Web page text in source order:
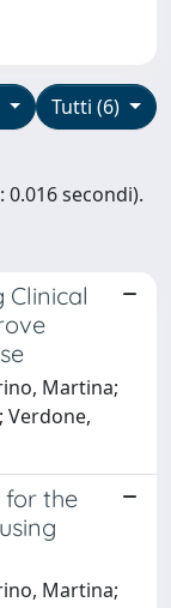
Tutti (6)
secondi).
Martina;
Verdone,
for the
Martina;